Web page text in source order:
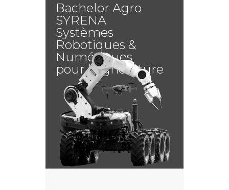
Bachelor Agro
SYRENA
Systèmes
Robotiques &
Numériques
pour l'Agriculture